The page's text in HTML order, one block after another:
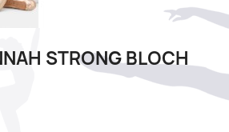
STRONG BLOCH